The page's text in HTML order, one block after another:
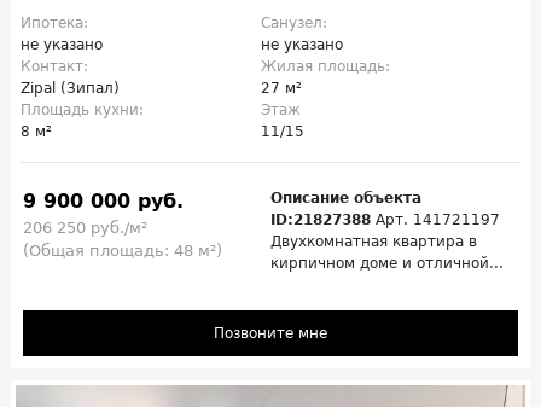
Ипотека:
не указано
Санузел:
не указано
Контакт:
Zipal (Зипал)
Жилая площадь:
27 м²
Площадь кухни:
8 м²
Этаж
11/15
9 900 000 руб.
206 250 руб./м²
(Общая площадь: 48 м²)
Описание объекта
ID:21827388 Арт. 141721197
Двухкомнатная квартира в
кирпичном доме и отличной...
Позвоните мне